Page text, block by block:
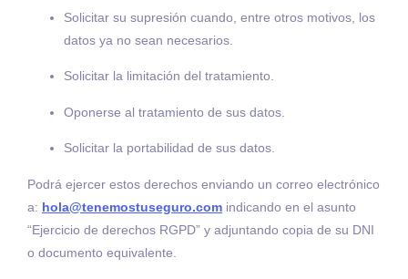
Solicitar su supresión cuando, entre otros motivos, los
datos ya no sean necesarios.
Solicitar la limitación del tratamiento.
Oponerse al tratamiento de sus datos.
Solicitar la portabilidad de sus datos.
Podrá ejercer estos derechos enviando un correo electrónico
a: hola@tenemostuseguro.com indicando en el asunto
“Ejercicio de derechos RGPD” y adjuntando copia de su DNI
o documento equivalente.